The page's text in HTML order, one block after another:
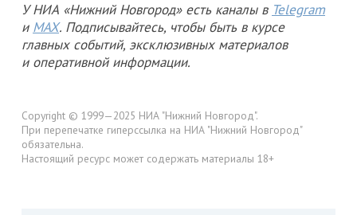
У НИА «Нижний Новгород» есть каналы в Telegram
и MAX. Подписывайтесь, чтобы быть в курсе
главных событий, эксклюзивных материалов
и оперативной информации.
Copyright © 1999—2025 НИА "Нижний Новгород".
При перепечатке гиперссылка на НИА "Нижний Новгород"
обязательна.
Настоящий ресурс может содержать материалы 18+